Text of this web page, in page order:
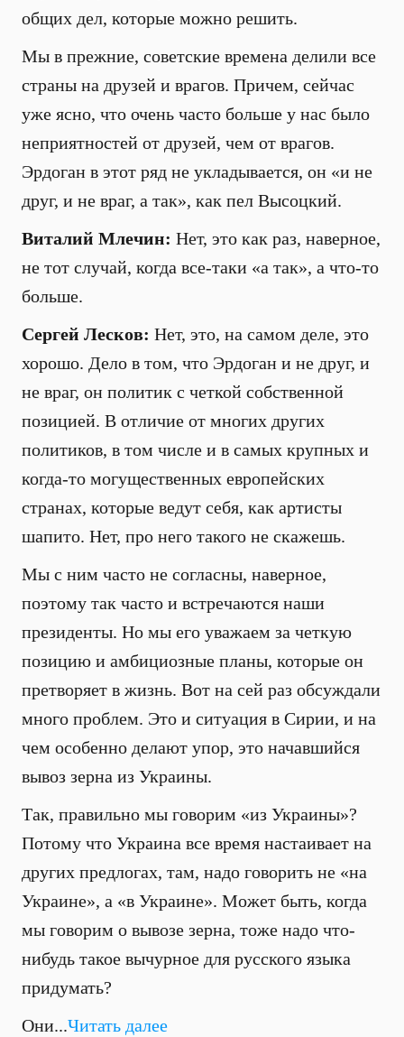
общих дел, которые можно решить.
Мы в прежние, советские времена делили все
страны на друзей и врагов. Причем, сейчас
уже ясно, что очень часто больше у нас было
неприятностей от друзей, чем от врагов.
Эрдоган в этот ряд не укладывается, он «и не
друг, и не враг, а так», как пел Высоцкий.
Виталий Млечин: Нет, это как раз, наверное,
не тот случай, когда все-таки «а так», а что-то
больше.
Сергей Лесков: Нет, это, на самом деле, это
хорошо. Дело в том, что Эрдоган и не друг, и
не враг, он политик с четкой собственной
позицией. В отличие от многих других
политиков, в том числе и в самых крупных и
когда-то могущественных европейских
странах, которые ведут себя, как артисты
шапито. Нет, про него такого не скажешь.
Мы с ним часто не согласны, наверное,
поэтому так часто и встречаются наши
президенты. Но мы его уважаем за четкую
позицию и амбициозные планы, которые он
претворяет в жизнь. Вот на сей раз обсуждали
много проблем. Это и ситуация в Сирии, и на
чем особенно делают упор, это начавшийся
вывоз зерна из Украины.
Так, правильно мы говорим «из Украины»?
Потому что Украина все время настаивает на
других предлогах, там, надо говорить не «на
Украине», а «в Украине». Может быть, когда
мы говорим о вывозе зерна, тоже надо что-
нибудь такое вычурное для русского языка
придумать?
Они...Читать далее